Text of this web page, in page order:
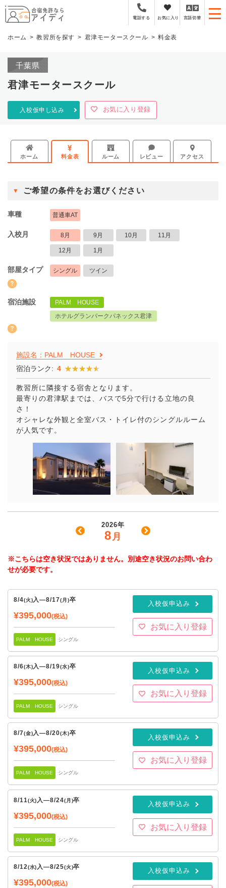
全国厳選の合宿免許プ
電話する お気に入り 言語切替
ホーム 教習所を探す 君津モータースクール 料金表
千葉県
君津モータースクール
入校仮申し込み お気に入り登録
ホーム 料金表 ルーム レビュー アクセス
ご希望の条件をお選びください
車種 普通車AT
入校月 8月 9月 10月 11月
12月 1月
部屋タイプ シングル ツイン
宿泊施設
PALM HOUSE
ホテルグランパークパネックス君津
施設名：PALM HOUSE
宿泊ランク: 4 ★★★★★
★★★★★
教習所に隣接する宿舎となります。
最寄りの君津駅までは、バスで5分で行ける立地の良
さ！
オシャレな外観と全室バス・トイレ付のシングルルーム
が人気です。
2026年
8 月
※こちらは空き状況ではありません。別途空き状況のお問い合わ
せが必要です。
8/4(火)入—8/17(月)卒
¥395,000(税込)
PALM HOUSE シングル
入校仮申込み
お気に入り登録
8/6(木)入—8/19(水)卒
¥395,000(税込)
PALM HOUSE シングル
入校仮申込み
お気に入り登録
8/7(金)入—8/20(木)卒
¥395,000(税込)
PALM HOUSE シングル
入校仮申込み
お気に入り登録
8/11(火) 入—8/24(月)卒
¥395,000(税込)
PALM HOUSE シングル
入校仮申込み
お気に入り登録
8/12(水) 入—8/25(火)卒
¥395,000(税込)
入校仮申込み